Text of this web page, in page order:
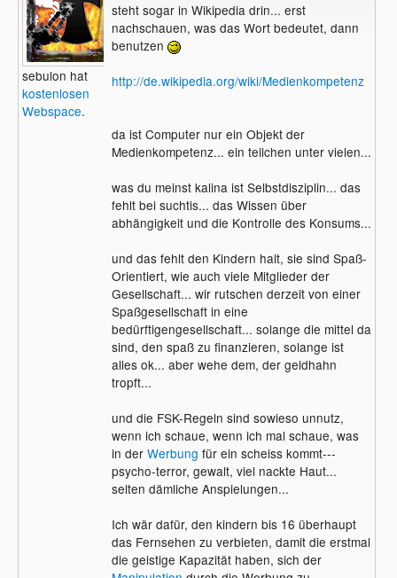
sebulon hat
kostenlosen
Webspace.
steht sogar in Wikipedia drin... erst
nachschauen, was das Wort bedeutet, dann
benutzen
http://de.wikipedia.org/wiki/Medienkompetenz
da ist Computer nur ein Objekt der
Medienkompetenz... ein teilchen unter vielen...
was du meinst kalina ist Selbstdisziplin... das
fehlt bei suchtis... das Wissen über
abhängigkeit und die Kontrolle des Konsums...
und das fehlt den Kindern halt, sie sind Spaß-
Orientiert, wie auch viele Mitglieder der
Gesellschaft... wir rutschen derzeit von einer
Spaßgesellschaft in eine
bedürftigengesellschaft... solange die mittel da
sind, den spaß zu finanzieren, solange ist
alles ok... aber wehe dem, der geldhahn
tropft...
und die FSK-Regeln sind sowieso unnutz,
wenn ich schaue, wenn ich mal schaue, was
in der Werbung für ein scheiss kommt---
psycho-terror, gewalt, viel nackte Haut...
selten dämliche Anspielungen...
Ich wär dafür, den kindern bis 16 überhaupt
das Fernsehen zu verbieten, damit die erstmal
die geistige Kapazität haben, sich der